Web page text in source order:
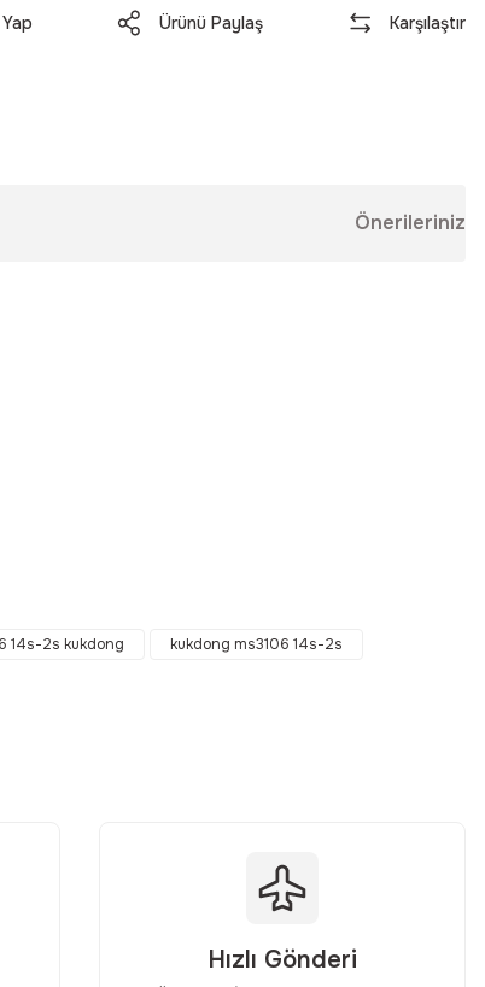
Ürünü Paylaş Karşılaştır
Önerileriniz
14s-2s kukdong
kukdong ms3106 14s-2s
Hızlı Gönderi